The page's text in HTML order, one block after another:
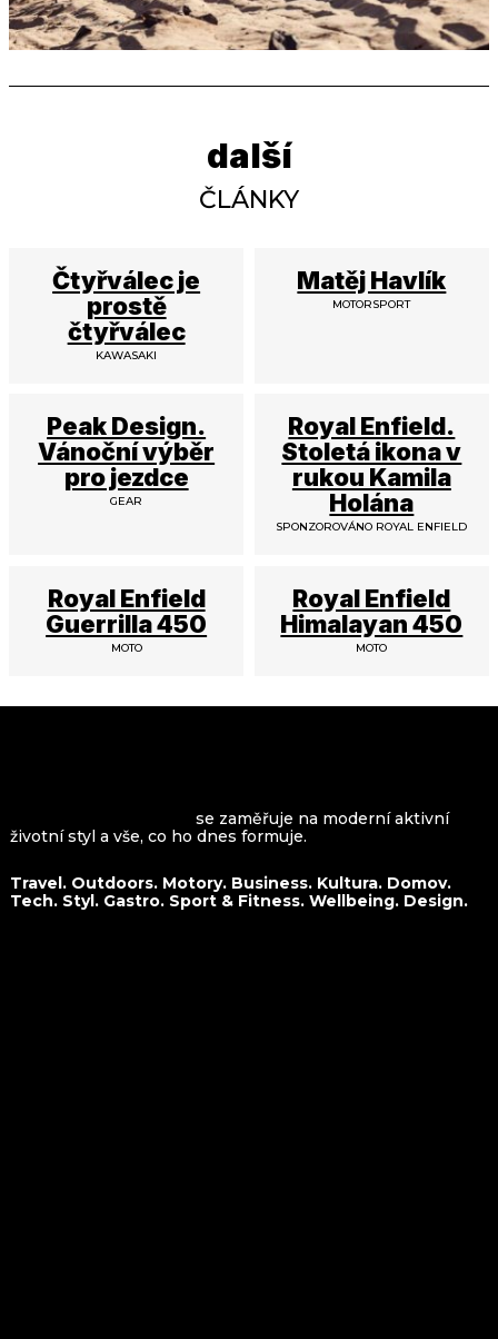
další
ČLÁNKY
Čtyřválec je
prostě
čtyřválec
KAWASAKI
Matěj Havlík
MOTORSPORT
Peak Design.
Vánoční výběr
pro jezdce
GEAR
Royal Enfield.
Stoletá ikona v
rukou Kamila
Holána
SPONZOROVÁNO ROYAL ENFIELD
Royal Enfield
Guerrilla 450
MOTO
Royal Enfield
Himalayan 450
MOTO
se zaměřuje na moderní aktivní
životní styl a vše, co ho dnes formuje.
Travel. Outdoors. Motory. Business. Kultura. Domov.
Tech. Styl. Gastro. Sport & Fitness. Wellbeing. Design.